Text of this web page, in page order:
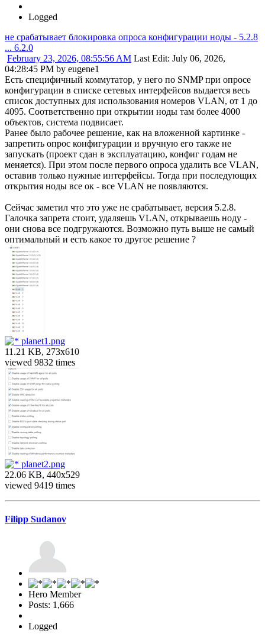
Logged
не срабатывает блокировка опроса конфигурации ноды - 5.2.8
... 6.2.0
February 23, 2026, 08:55:56 AM Last Edit: July 06, 2026,
04:28:45 PM by eugene1
Есть специфичный коммутатор, у него по SNMP при опросе
конфигурации в списке сетевых интерфейсов выдается весь
список доступных для использования номеров VLAN, от 1 до
4095. Соответственно при открытии ноды там более 4000
объектов, система подвисает.
Ранее было рабочее решение, как на вложенной картинке -
запретить опрос конфигурации и вручную его также не
запускать (проект сдан в эксплуатацию, конфиг годам не
меняется). При этом после первого опроса удалить все VLAN,
оставив только нужные интерфейсы. Тогда при последующих
открытия ноды все ок - все VLAN не появляются.
Сейчас заметил что это уже не срабатывает, версия 5.2.8.
Галочка запрета стоит, удаляешь VLAN, открываешь ноду -
они снова все подгружаются. Возможно путь выше не самый
оптимальный и есть какое то другое решение ?
planet1.png
11.21 KB, 273x610
viewed 9832 times
planet2.png
22.06 KB, 440x529
viewed 9419 times
Filipp Sudanov
Hero Member
Posts: 1,666
Logged